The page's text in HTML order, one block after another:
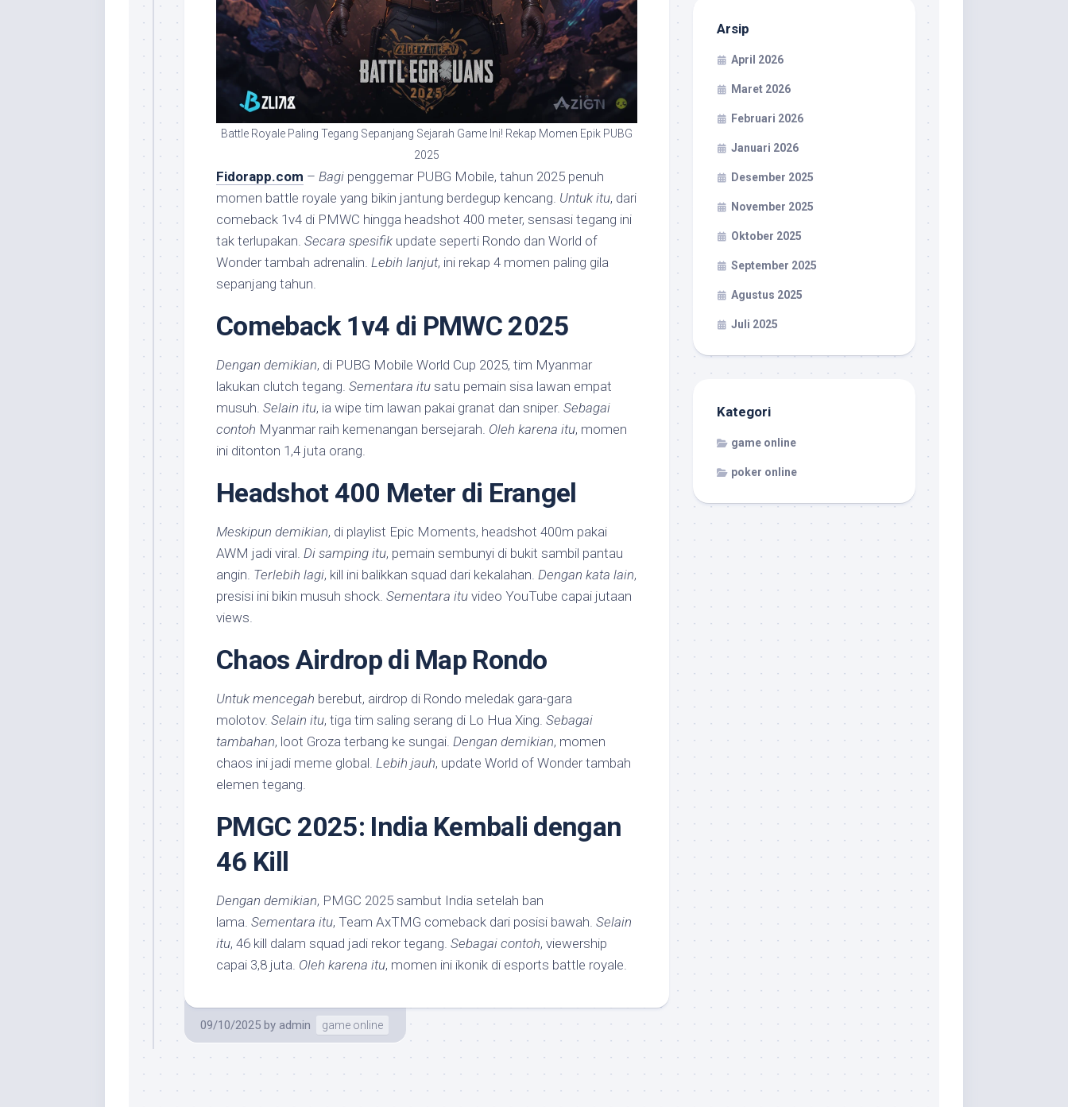
Battle Royale Paling Tegang Sepanjang Sejarah Game Ini! Rekap Momen Epik PUBG
2025
Fidorapp.com – Bagi penggemar PUBG Mobile, tahun 2025 penuh
momen battle royale yang bikin jantung berdegup kencang. Untuk itu, dari
comeback 1v4 di PMWC hingga headshot 400 meter, sensasi tegang ini
tak terlupakan. Secara spesifik update seperti Rondo dan World of
Wonder tambah adrenalin. Lebih lanjut, ini rekap 4 momen paling gila
sepanjang tahun.
Comeback 1v4 di PMWC 2025
Dengan demikian, di PUBG Mobile World Cup 2025, tim Myanmar
lakukan clutch tegang. Sementara itu satu pemain sisa lawan empat
musuh. Selain itu, ia wipe tim lawan pakai granat dan sniper. Sebagai
contoh Myanmar raih kemenangan bersejarah. Oleh karena itu, momen
ini ditonton 1,4 juta orang.
Headshot 400 Meter di Erangel
Meskipun demikian, di playlist Epic Moments, headshot 400m pakai
AWM jadi viral. Di samping itu, pemain sembunyi di bukit sambil pantau
angin. Terlebih lagi, kill ini balikkan squad dari kekalahan. Dengan kata lain,
presisi ini bikin musuh shock. Sementara itu video YouTube capai jutaan
views.
Chaos Airdrop di Map Rondo
Untuk mencegah berebut, airdrop di Rondo meledak gara-gara
molotov. Selain itu, tiga tim saling serang di Lo Hua Xing. Sebagai
tambahan, loot Groza terbang ke sungai. Dengan demikian, momen
chaos ini jadi meme global. Lebih jauh, update World of Wonder tambah
elemen tegang.
PMGC 2025: India Kembali dengan
46 Kill
Dengan demikian, PMGC 2025 sambut India setelah ban
lama. Sementara itu, Team AxTMG comeback dari posisi bawah. Selain
itu, 46 kill dalam squad jadi rekor tegang. Sebagai contoh, viewership
capai 3,8 juta. Oleh karena itu, momen ini ikonik di esports battle royale.
09/10/2025 by admin game online
Arsip
April 2026
Maret 2026
Februari 2026
Januari 2026
Desember 2025
November 2025
Oktober 2025
September 2025
Agustus 2025
Juli 2025
Kategori
game online
poker online